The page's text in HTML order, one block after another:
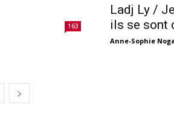
163
Ladj Ly /
ils se sont
Anne-Sophie